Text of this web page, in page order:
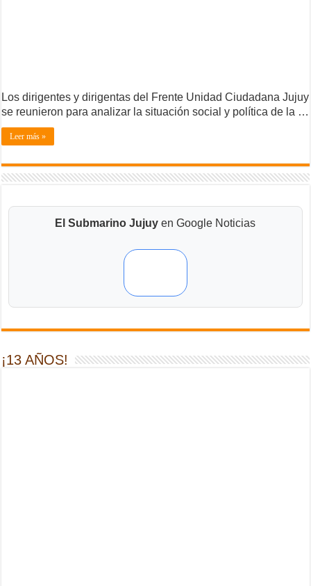
Los dirigentes y dirigentas del Frente Unidad Ciudadana Jujuy
se reunieron para analizar la situación social y política de la …
Leer más »
El Submarino Jujuy en Google Noticias
¡13 AÑOS!